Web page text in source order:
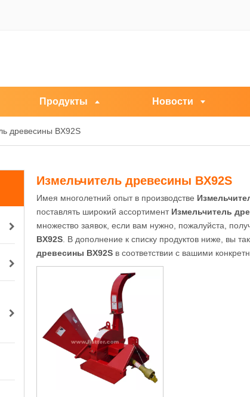
Продукты Новости
древесины BX92S
Измельчитель древесины BX92S
Имея многолетний опыт в производстве
поставлять широкий ассортимент Измельчитель
множество заявок, если вам нужно, пожалуйста,
BX92S . В дополнение к списку продуктов ниже, вы
древесины BX92S в соответствии с вашими